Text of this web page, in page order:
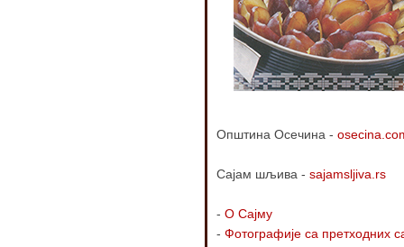
Општина Осечина -
Сајам шљива - sajamsljiva.rs
- О Сајму
- Фотографије са претходних